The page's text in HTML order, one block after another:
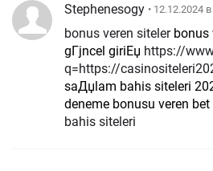
Stephenesogy • 12.12.2024
bonus veren siteler bonus
gГјncel giriЕџ
q=https://
saДџlam bahis siteleri
deneme bonusu veren bet
bahis siteleri